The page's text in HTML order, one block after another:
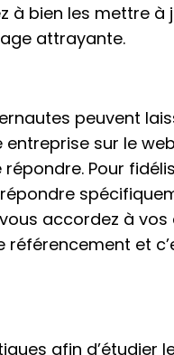
bien les mettre à
attrayante.
peuvent
sur le
Pour
accordez à
et
afin d’étudier